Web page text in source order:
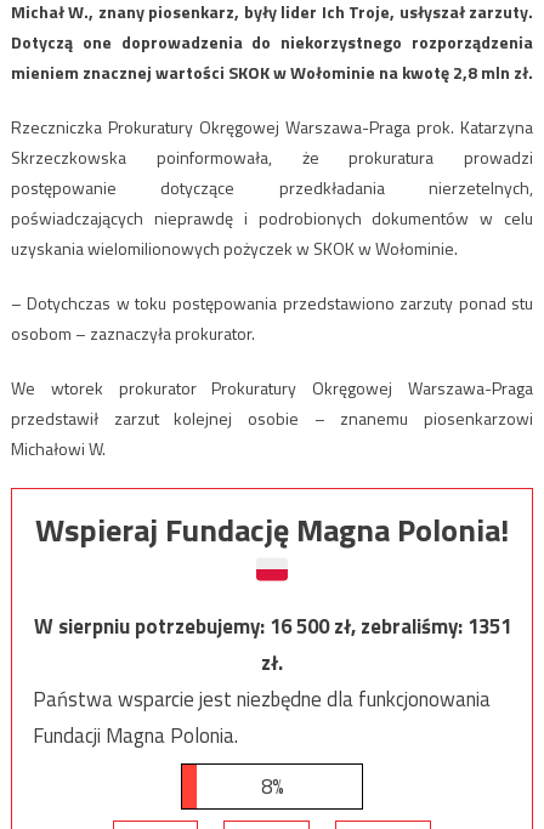
Michał W., znany piosenkarz, były lider Ich Troje, usłyszał zarzuty.
Dotyczą one doprowadzenia do niekorzystnego rozporządzenia
mieniem znacznej wartości SKOK w Wołominie na kwotę 2,8 mln zł.
Rzeczniczka Prokuratury Okręgowej Warszawa-Praga prok. Katarzyna
Skrzeczkowska poinformowała, że prokuratura prowadzi
postępowanie dotyczące przedkładania nierzetelnych,
poświadczających nieprawdę i podrobionych dokumentów w celu
uzyskania wielomilionowych pożyczek w SKOK w Wołominie.
– Dotychczas w toku postępowania przedstawiono zarzuty ponad stu
osobom – zaznaczyła prokurator.
We wtorek prokurator Prokuratury Okręgowej Warszawa-Praga
przedstawił zarzut kolejnej osobie – znanemu piosenkarzowi
Michałowi W.
Wspieraj Fundację Magna Polonia!
W sierpniu potrzebujemy:16 500zł, zebraliśmy:1351
zł.
Państwa wsparcie jest niezbędne dla funkcjonowania
Fundacji Magna Polonia.
8%